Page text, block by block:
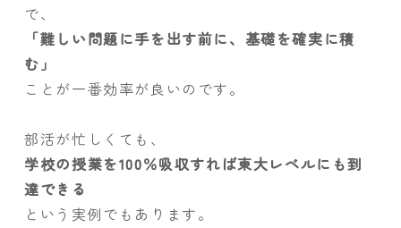
で、
「難しい問題に手を出す前に、基礎を確実に積
む」
ことが一番効率が良いのです。
部活が忙しくても、
学校の授業を100％吸収すれば東大レベルにも到
達できる
という実例でもあります。